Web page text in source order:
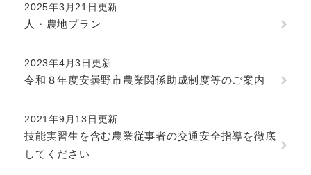
2025年3月21日更新
人・農地プラン
2023年4月3日更新
令和８年度安曇野市農業関係助成制度等のご案内
2021年9月13日更新
技能実習生を含む農業従事者の交通安全指導を徹底
してください